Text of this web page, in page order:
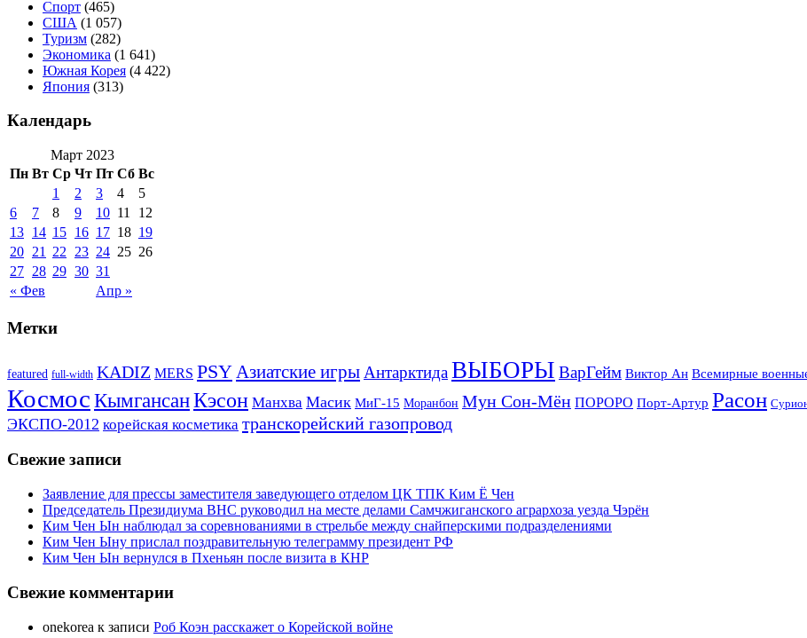
Спорт (465)
США (1 057)
Туризм (282)
Экономика (1 641)
Южная Корея (4 422)
Япония (313)
Календарь
Март 2023
Пн Вт Ср Чт Пт Сб Вс
« Фев Апр »
1 2 3 4
5
6
7 8 9 10 11
12
13 14 15 16 17 18 19
20 21 22 23 24 25 26
27 28 29 30 31
Метки
featured full-width KADIZ MERS PSY Азиатские игры АнтарктидаВЫБОРЫ ВарГейм Виктор Ан Всемирные
Космос КымгансанКэсон Манхва Масик МиГ-15 Моранбон Мун Сон-Мён ПОРОРО Порт-Артур Расон
ЭКСПО-2012 корейская косметика транскорейский газопровод
Свежие записи
Заявление для прессы заместителя заведующего отделом ЦК ТПК Ким Ё Чен
Председатель Президиума ВНС руководил на месте делами Самчжиганского агрархоза уезда Чэрён
Ким Чен Ын наблюдал за соревнованиями в стрельбе между снайперскими подразделениями
Ким Чен Ыну прислал поздравительную телеграмму президент РФ
Ким Чен Ын вернулся в Пхеньян после визита в КНР
Свежие комментарии
onekorea к записи Роб Коэн расскажет о Корейской войне